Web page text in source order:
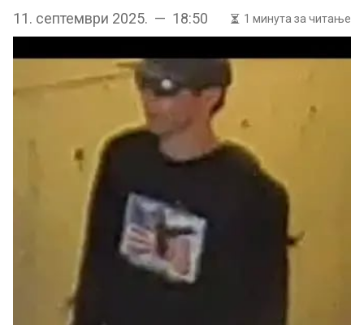
11. септември 2025. — 18:50 1 минута за читање